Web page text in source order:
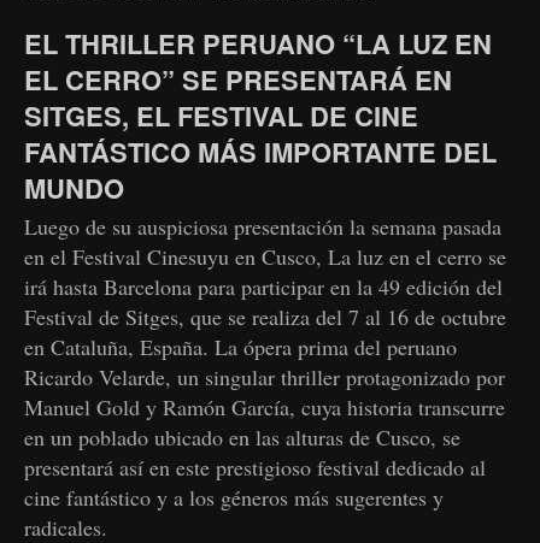
EL THRILLER PERUANO “LA LUZ EN
EL CERRO” SE PRESENTARÁ EN
SITGES, EL FESTIVAL DE CINE
FANTÁSTICO MÁS IMPORTANTE DEL
MUNDO
Luego de su auspiciosa presentación la semana pasada
en el Festival Cinesuyu en Cusco, La luz en el cerro se
irá hasta Barcelona para participar en la 49 edición del
Festival de Sitges, que se realiza del 7 al 16 de octubre
en Cataluña, España. La ópera prima del peruano
Ricardo Velarde, un singular thriller protagonizado por
Manuel Gold y Ramón García, cuya historia transcurre
en un poblado ubicado en las alturas de Cusco, se
presentará así en este prestigioso festival dedicado al
cine fantástico y a los géneros más sugerentes y
radicales.